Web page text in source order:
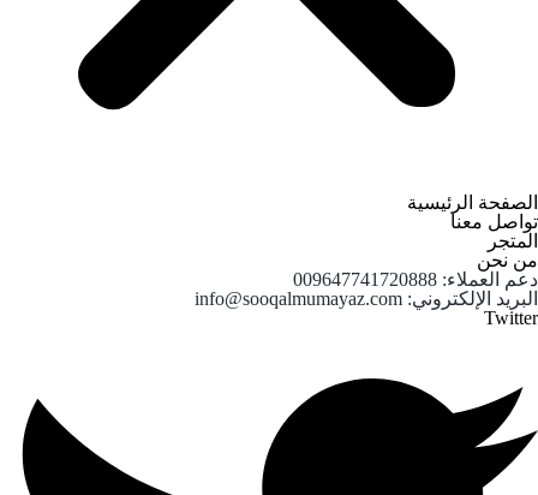
الصفحة الرئيسية
تواصل معنا
المتجر
من نحن
دعم العملاء: 009647741720888
البريد الإلكتروني: info@sooqalmumayaz.com
Twitter